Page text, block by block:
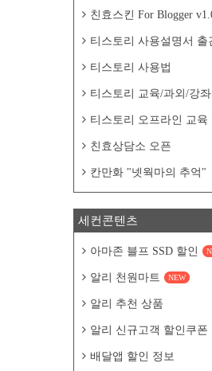
친효스킨 For Blogger
티스토리 사용설명서 출
티스토리 사용법
티스토리 교육/과외/강좌
티스토리 오프라인 교육
친효상담소 오픈
칸만화 "넷웍마의 추억"
세컨콘텐츠
아마존 블프 SSD 할인
알리 천원마트 NEW
알리 추천 상품
알리 신규고객 할인쿠폰
배달앱 할인 정보